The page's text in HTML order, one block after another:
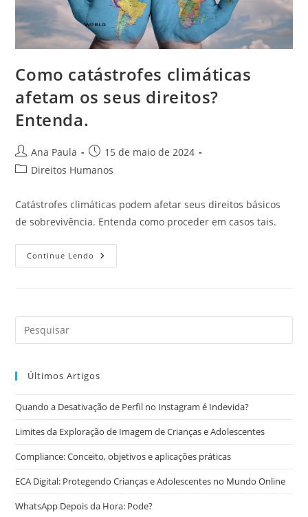
Como catástrofes climáticas
afetam os seus direitos?
Entenda.
Autor
do
Ana Paula
Post
publicado:
15 de maio de 2024
Categoria
post:
Direitos Humanos
Catástrofes climáticas podem afetar seus direitos básicos
de sobrevivência. Entenda como proceder em casos tais.
Continue Lendo Como
Catástrofes
Últimos Artigos
Quando a Desativação de Perfil no Instagram é Indevida?
Limites da Exploração de Imagem de Crianças e Adolescentes
Compliance: Conceito, objetivos e aplicações práticas
ECA Digital: Protegendo Crianças e Adolescentes no Mundo Online
WhatsApp Depois da Hora: Pode?